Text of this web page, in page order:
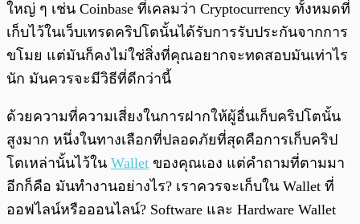
ใหญ่ ๆ เช่น Coinbase ที่เคลมว่า Cryptocurrency ทั้งหมดที่
เก็บไว้ในเว็บเทรดคริปโตนั้นได้รับการรับประกันจากการ
ขโมย แต่มันก็คงไม่ใช่สิ่งที่คุณอยากจะทดสอบมันเท่าไร
นัก มันควรจะมีวิธีที่ดีกว่านี้
ด้วยความที่ความเสี่ยงในการฝากให้ผู้อื่นเก็บคริปโตนั้น
สูงมาก หนึ่งในทางเลือกที่ปลอดภัยที่สุดคือการเก็บคริป
โตเหล่านั้นไว้ใน Wallet ของคุณเอง แต่คำถามที่ตามมา
อีกก็คือ มันทำงานอย่างไร? เราควรจะเก็บใน Wallet ที่
ออฟไลน์หรือออนไลน์? Software และ Hardware Wallet